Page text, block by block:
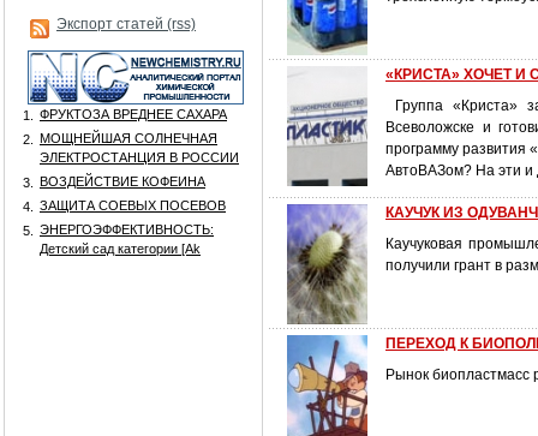
Экспорт статей (rss)
1.
ФРУКТОЗА ВРЕДНЕЕ САХАРА
2.
МОЩНЕЙШАЯ СОЛНЕЧНАЯ
ЭЛЕКТРОСТАНЦИЯ В РОССИИ
3.
ВОЗДЕЙСТВИЕ КОФЕИНА
4.
ЗАЩИТА СОЕВЫХ ПОСЕВОВ
5.
ЭНЕРГОЭФФЕКТИВНОСТЬ:
Детский сад категории [Аk
«КРИСТА» ХОЧЕТ
Группа «Криста»
Всеволожске и
программу развития
АвтоВАЗом? На эти и
КАУЧУК ИЗ
Каучуковая
получили грант в
ПЕРЕХОД К
Рынок биопластмасс